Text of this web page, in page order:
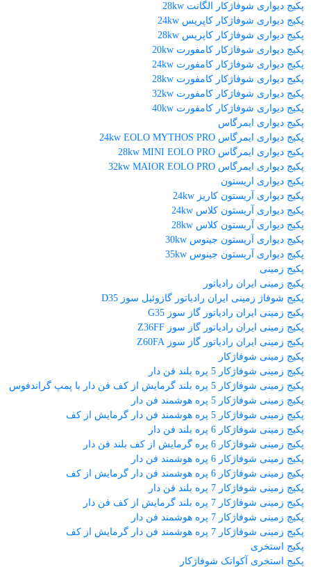
پکیج دیواری شوفاژکار الگانت 28kw
پکیج دیواری شوفاژکار کاپریس 24kw
پکیج دیواری شوفاژکار کاپریس 28kw
پکیج دیواری شوفاژکار کامفورت 20kw
پکیج دیواری شوفاژکار کامفورت 24kw
پکیج دیواری شوفاژکار کامفورت 28kw
پکیج دیواری شوفاژکار کامفورت 32kw
پکیج دیواری شوفاژکار کامفورت 40kw
پکیج دیواری ایمرگاس
پکیج دیواری ایمرگاس 24kw EOLO MYTHOS PRO
پکیج دیواری ایمرگاس 28kw MINI EOLO PRO
پکیج دیواری ایمرگاس 32kw MAIOR EOLO PRO
پکیج دیواری اریستون
پکیج دیواری آریستون کاریز 24kw
پکیج دیواری آریستون کلاس 24kw
پکیج دیواری آریستون کلاس 28kw
پکیج دیواری آریستون جینوس 30kw
پکیج دیواری آریستون جینوس 35kw
پکیج زمینی
پکیج زمینی ایران رادیاتور
پکیج شوفاژ زمینی ایران رادیاتور گازوئیل سوز D35
پکیج زمینی ایران رادیاتور گاز سوز G35
پکیج زمینی ایران رادیاتور گاز سوز Z36FF
پکیج زمینی ایران رادیاتور گاز سوز Z60FA
پکیج زمینی شوفاژکار
پکیج زمینی شوفاژکار 5 پره بلند فن دار
پکیج زمینی شوفاژکار 5 پره بلند گرمایش از کف فن دار با پمپ گراندفوس
پکیج زمینی شوفاژکار 5 پره هوشمند فن دار
پکیج زمینی شوفاژکار 5 پره هوشمند فن دار گرمایش از کف
پکیج زمینی شوفاژکار 6 پره بلند فن دار
پکیج زمینی شوفاژکار 6 پره گرمایش از کف بلند فن دار
پکیج زمینی شوفاژکار 6 پره هوشمند فن دار
پکیج زمینی شوفاژکار 6 پره هوشمند فن دار گرمایش از کف
پکیج زمینی شوفاژکار 7 پره بلند فن دار
پکیج زمینی شوفاژکار 7 پره بلند گرمایش از کف فن دار
پکیج زمینی شوفاژکار 7 پره هوشمند فن دار
پکیج زمینی شوفاژکار 7 پره هوشمند فن دار گرمایش از کف
پکیج استخری
پکیج استخری آکواتک شوفاژکار